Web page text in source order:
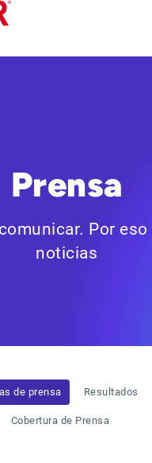
Prensa
Por eso
noticias
de prensa Resultados
Cobertura de Prensa